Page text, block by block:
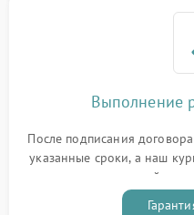
Выполнение
После подписания
указанные сроки, а наш
гарантийным